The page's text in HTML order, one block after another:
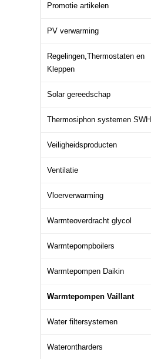
Promotie artikelen
PV verwarming
Regelingen,Thermostaten en
Kleppen
Solar gereedschap
Thermosiphon systemen SWH
Veiligheidsproducten
Ventilatie
Vloerverwarming
Warmteoverdracht glycol
Warmtepompboilers
Warmtepompen Daikin
Warmtepompen Vaillant
Water filtersystemen
Waterontharders